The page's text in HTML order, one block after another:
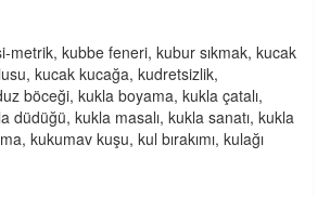
metrik, kubbe feneri, kubur sıkmak, kucak
kucak kucağa, kudretsizlik,
böceği, kukla boyama, kukla çatalı,
düdüğü, kukla masalı, kukla sanatı, kukla
kukumav kuşu, kul bırakımı, kulağı